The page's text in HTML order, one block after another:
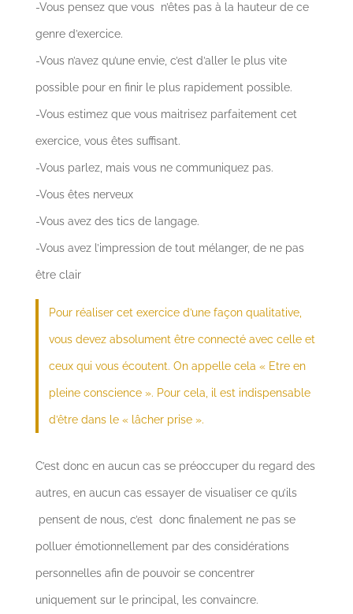
-Vous pensez que vous n’êtes pas à la hauteur de ce
genre d’exercice.
-Vous n’avez qu’une envie, c’est d’aller le plus vite
possible pour en finir le plus rapidement possible.
-Vous estimez que vous maitrisez parfaitement cet
exercice, vous êtes suffisant.
-Vous parlez, mais vous ne communiquez pas.
-Vous êtes nerveux
-Vous avez des tics de langage.
-Vous avez l’impression de tout mélanger, de ne pas
être clair
Pour réaliser cet exercice d’une façon qualitative,
vous devez absolument être connecté avec celle et
ceux qui vous écoutent. On appelle cela « Etre en
pleine conscience ». Pour cela, il est indispensable
d’être dans le « lâcher prise ».
C’est donc en aucun cas se préoccuper du regard des
autres, en aucun cas essayer de visualiser ce qu’ils
pensent de nous, c’est donc finalement ne pas se
polluer émotionnellement par des considérations
personnelles afin de pouvoir se concentrer
uniquement sur le principal, les convaincre.